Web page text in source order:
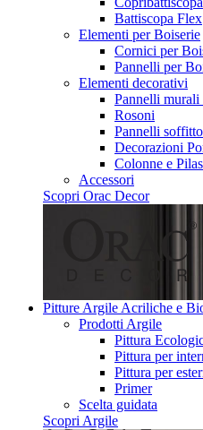
Battiscopa Flex
Elementi per Boiserie
Cornici per
Pannelli per
Elementi decorativi
Pannelli murali
Rosoni
Pannelli soffitto
Decorazioni
Colonne e
Accessori
Scopri Orac Decor
Pitture Argile Acriliche e
Prodotti Argile
Pittura
Pittura per
Pittura per
Primer
Scelta guidata
Scopri Argile